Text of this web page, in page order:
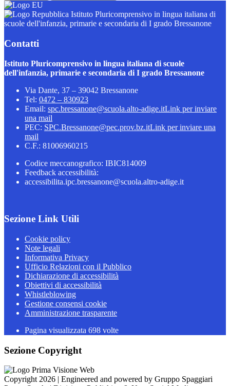
Istituto Pluricomprensivo in lingua italiana di
scuole dell'infanzia, primarie e secondaria di I grado Bressanone
Contatti
Istituto Pluricomprensivo in lingua italiana di scuole
dell'infanzia, primarie e secondaria di I grado Bressanone
Via Dante, 37 – 39042 Bressanone
Tel: 0472 – 830923
Email: spc.bressanone@scuola.alto-adige.itLink per inviare
una mail
PEC: SPC.Bressanone@pec.prov.bz.itLink per inviare una
mail
C.F.: 81006960215
Codice meccanografico: IBIC814009
Feedback accessibilità:
accessibilita.ipc.bressanone@scuola.altro-adige.it
Sezione Link Utili
Cookie policy
Note legali
Informativa Privacy
Ufficio Relazioni con il Pubblico
Dichiarazione di accessibilità
Obiettivi di accessibilità
Whistleblowing
Gestione consensi cookie
Amministrazione trasparente
Pagina visualizzata 698 volte
Sezione Copyright
Copyright 2026 | Engineered and powered by Gruppo Spaggiari